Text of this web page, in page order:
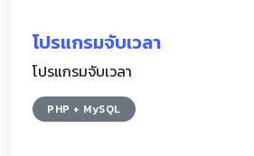
โปรแกรมจับเวลา
โปรแกรมจับเวลา
PHP + MySQL